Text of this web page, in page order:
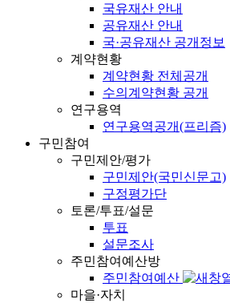
국유재산 안내
공유재산 안내
국·공유재산 공개정보
계약현황
계약현황 전체공개
수의계약현황 공개
연구용역
연구용역공개(프리즘)
구민참여
구민제안/평가
구민제안(국민신문고)
구정평가단
토론/투표/설문
투표
설문조사
주민참여예산방
주민참여예산
마을·자치